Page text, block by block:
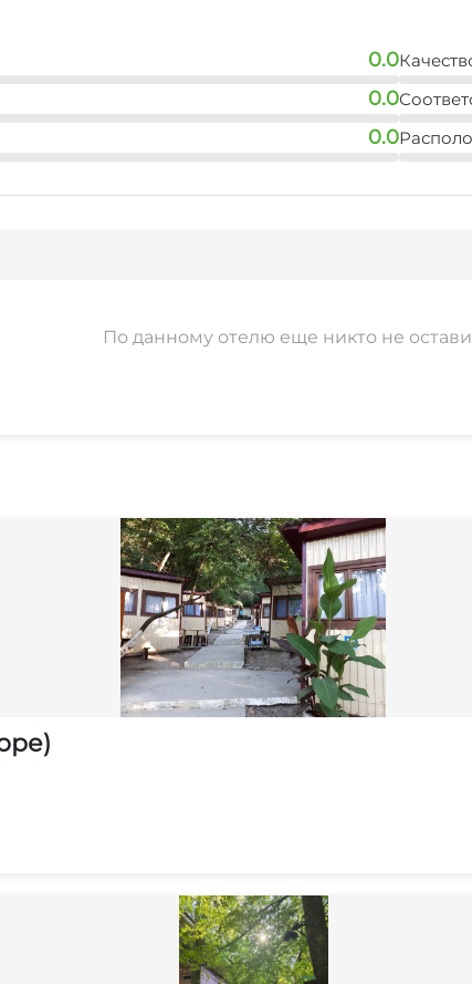
0.0
0.0
0.0
По данному отелю еще никто не